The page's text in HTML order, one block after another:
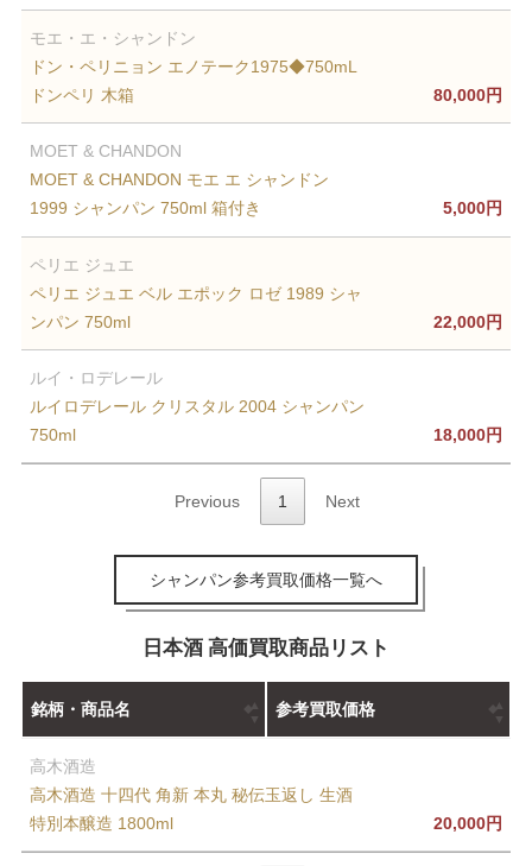
モエ・エ・シャンドン
ドン・ペリニョン エノテーク1975◆750mL
ドンペリ 木箱
80,000円
MOET & CHANDON
MOET & CHANDON モエ エ シャンドン
1999 シャンパン 750ml 箱付き
5,000円
ペリエ ジュエ
ペリエ ジュエ ベル エポック ロゼ 1989 シャ
ンパン 750ml
22,000円
ルイ・ロデレール
ルイロデレール クリスタル 2004 シャンパン
750ml
18,000円
Previous 1 Next
シャンパン参考買取価格一覧へ
日本酒 高価買取商品リスト
銘柄・商品名 参考買取価格
高木酒造
高木酒造 十四代 角新 本丸 秘伝玉返し 生酒
特別本醸造 1800ml
20,000円